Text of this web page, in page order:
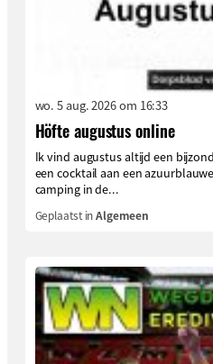
wo. 5 aug. 2026 om 16:33
Höfte augustus online
Ik vind augustus altijd een
een cocktail aan een
camping in de...
Geplaatst inAlgemeen